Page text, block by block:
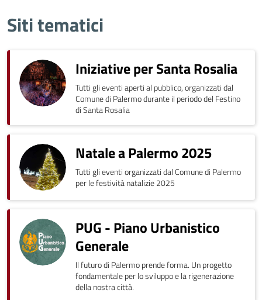
Siti tematici
Iniziative per Santa Rosalia
Tutti gli eventi aperti al pubblico, organizzati dal
Comune di Palermo durante il periodo del Festino
di Santa Rosalia
Natale a Palermo 2025
Tutti gli eventi organizzati dal Comune di Palermo
per le festività natalizie 2025
PUG - Piano Urbanistico
Generale
Il futuro di Palermo prende forma. Un progetto
fondamentale per lo sviluppo e la rigenerazione
della nostra città.